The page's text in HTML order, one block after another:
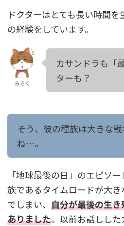
ドクターはとても長い時間
の経験をしています。
みろく
カサンドラも「
ターも？
そう、彼の種族は大きな
ね…。
「地球最後の日」のエピソ
族であるタイムロードが大
でしまい、 自分が最後の生
ありました。以前お話しし